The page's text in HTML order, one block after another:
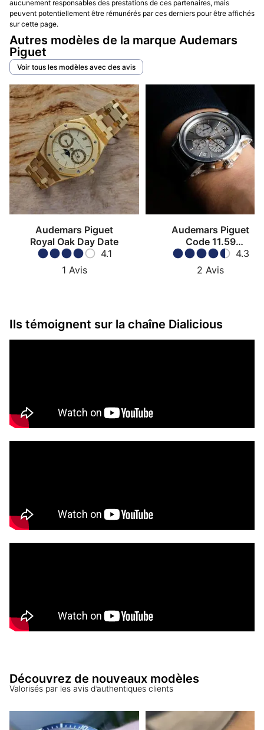
aucunement responsables des prestations de ces partenaires, mais
peuvent potentiellement être rémunérés par ces derniers pour être affichés
sur cette page.
Autres modèles de la marque Audemars
Piguet
Voir tous les modèles avec des avis
Audemars Piguet
Royal Oak Day Date
4.1
1 Avis
Audemars Piguet
Code 11.59
Chronographe4.3
2 Avis
Ils témoignent sur la chaîne Dialicious
Découvrez de nouveaux modèles
Valorisés par les avis d’authentiques clients